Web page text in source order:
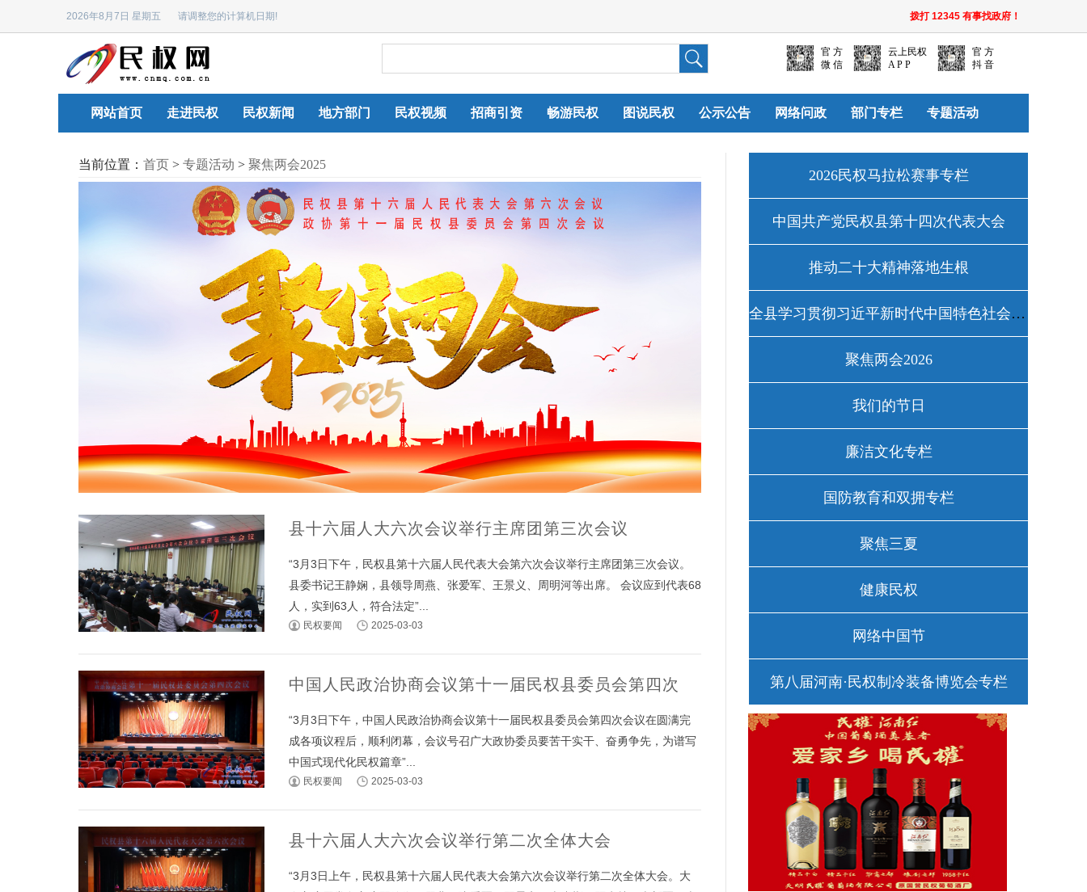
2026年8月7日 星期五 请调整您的计算机日期! 拨打 12345 有事找政府！
官 方
微 信
云上民权
A P P
官 方
抖 音
网站首页 走进民权 民权新闻 地方部门 民权视频 招商引资 畅游民权 图说民权 公示公告 网络问政 部门专栏 专题活动
当前位置： 首页 > 专题活动 > 聚焦两会2025
县十六届人大六次会议举行主席团第三次会议
“3月3日下午，民权县第十六届人民代表大会第六次会议举行主席团第三次会议。
县委书记王静娴，县领导周燕、张爱军、王景义、周明河等出席。 会议应到代表68
人，实到63人，符合法定”...
民权要闻 2025-03-03
中国人民政治协商会议第十一届民权县委员会第四次
“3月3日下午，中国人民政治协商会议第十一届民权县委员会第四次会议在圆满完
成各项议程后，顺利闭幕，会议号召广大政协委员要苦干实干、奋勇争先，为谱写
中国式现代化民权篇章”...
民权要闻 2025-03-03
县十六届人大六次会议举行第二次全体大会
“3月3日上午，民权县第十六届人民代表大会第六次会议举行第二次全体大会。大
2026民权马拉松赛事专栏
中国共产党民权县第十四次代表大会
推动二十大精神落地生根
全县学习贯彻习近平新时代中国特色社会主义思想主题教育工作专栏
聚焦两会2026
我们的节日
廉洁文化专栏
国防教育和双拥专栏
聚焦三夏
健康民权
网络中国节
第八届河南·民权制冷装备博览会专栏